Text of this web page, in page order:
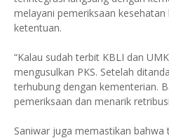
melayani pemeriksaan
ketentuan.
“Kalau sudah terbit KBLI dan
mengusulkan PKS. Setelah
terhubung dengan kementerian.
pemeriksaan dan menarik
Saniwar juga memastikan